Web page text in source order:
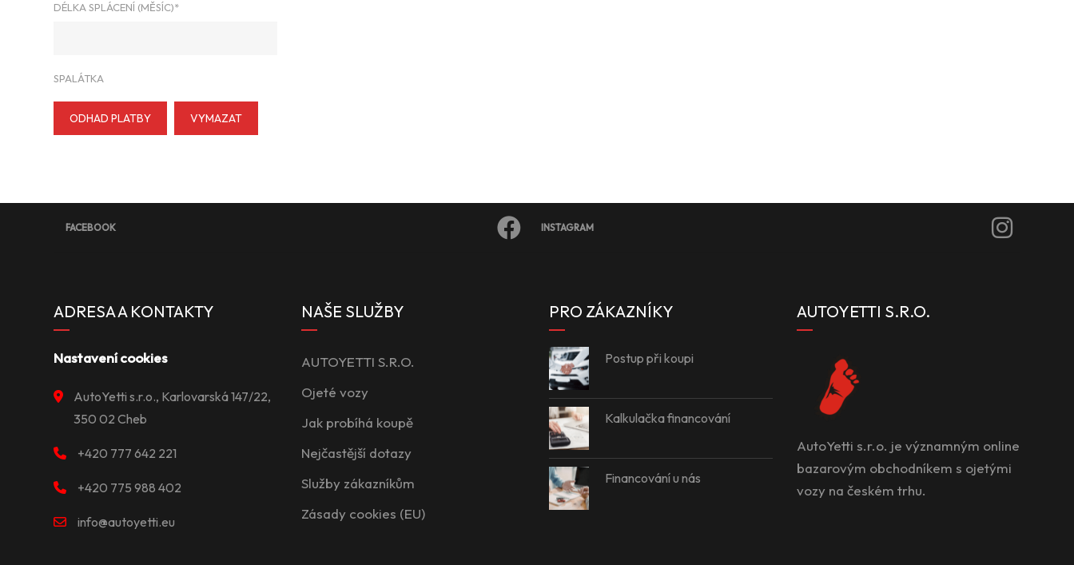
DÉLKA SPLÁCENÍ (MĚSÍC)*
SPALÁTKA
ODHAD PLATBY VYMAZAT
FACEBOOK INSTAGRAM
ADRESA A KONTAKTY
Nastavení cookies
AutoYetti s.r.o., Karlovarská 147/22,
350 02 Cheb
+420 777 642 221
+420 775 988 402
info@autoyetti.eu
NAŠE SLUŽBY
AUTOYETTI S.R.O.
Ojeté vozy
Jak probíhá koupě
Nejčastější dotazy
Služby zákazníkům
Zásady cookies (EU)
PRO ZÁKAZNÍKY
Postup při koupi
Kalkulačka financování
Financování u nás
AUTOYETTI S.R.O.
AutoYetti s.r.o. je významným online
bazarovým obchodníkem s ojetými
vozy na českém trhu.